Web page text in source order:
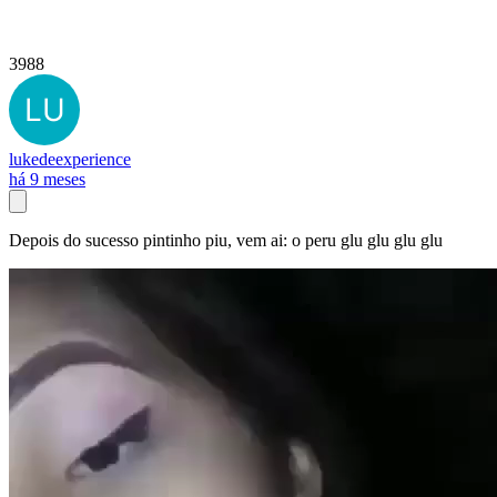
3988
lukedeexperience
há 9 meses
Depois do sucesso pintinho piu, vem ai: o peru glu glu glu glu